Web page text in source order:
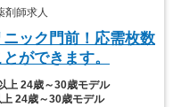
師求人
ック門前！応需枚数
ができます。
上 24歳～30歳モデル
上 24歳～30歳モデル